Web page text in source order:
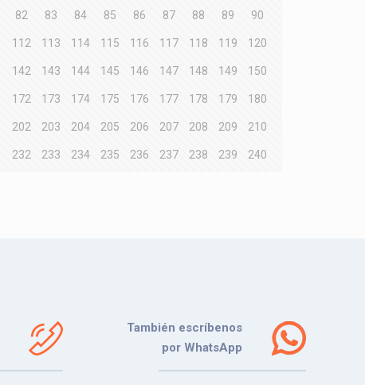
82 83 84 85 86 87 88 89 90
112 113 114 115 116 117 118 119 120
142 143 144 145 146 147 148 149 150
172 173 174 175 176 177 178 179 180
202 203 204 205 206 207 208 209 210
232 233 234 235 236 237 238 239 240
También escríbenos
por WhatsApp